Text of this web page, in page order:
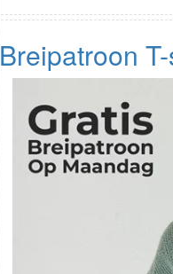
Breipatroon